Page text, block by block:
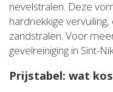
nevelstralen. Deze
hardnekkige
zandstralen. Voor
gevelreiniging in Sint-
Prijstabel: wat